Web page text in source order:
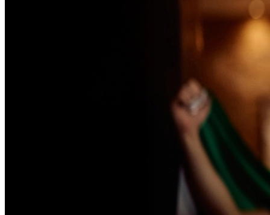
Código Corporativo de Conduta Ética
Política de Privacidade
Lei ECA Digital